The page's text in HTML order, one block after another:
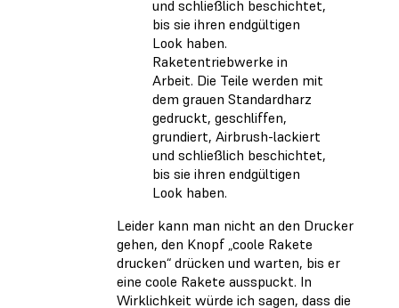
Raketentriebwerke in
Arbeit. Die Teile werden mit
dem grauen Standardharz
gedruckt, geschliffen,
grundiert, Airbrush-lackiert
und schließlich beschichtet,
bis sie ihren endgültigen
Look haben.
Leider kann man nicht an den Drucker
gehen, den Knopf „coole Rakete
drucken“ drücken und warten, bis er
eine coole Rakete ausspuckt. In
Wirklichkeit würde ich sagen, dass die